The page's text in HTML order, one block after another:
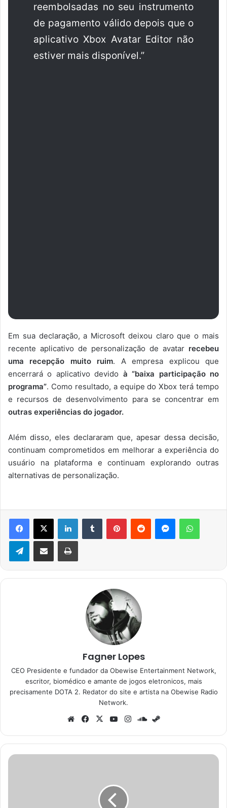
reembolsadas no seu instrumento
de pagamento válido depois que o
aplicativo Xbox Avatar Editor não
estiver mais disponível.”
Em sua declaração, a Microsoft deixou claro que o mais
recente aplicativo de personalização de avatar recebeu
uma recepção muito ruim. A empresa explicou que
encerrará o aplicativo devido à “baixa participação no
programa”. Como resultado, a equipe do Xbox terá tempo
e recursos de desenvolvimento para se concentrar em
outras experiências do jogador.
Além disso, eles declararam que, apesar dessa decisão,
continuam comprometidos em melhorar a experiência do
usuário na plataforma e continuam explorando outras
alternativas de personalização.
Facebook
X LinkedinTumblr PinterestReddit Messenger
TelegramCompartilhar via e-mail Imprimir
Fagner Lopes
CEO Presidente e fundador da Obewise Entertainment Network,
escritor, biomédico e amante de jogos eletronicos, mais
precisamente DOTA 2. Redator do site e artista na Obewise Radio
Network.
WebsiteFacebook
X YouTubeInstagramSoundCloud
Apenas